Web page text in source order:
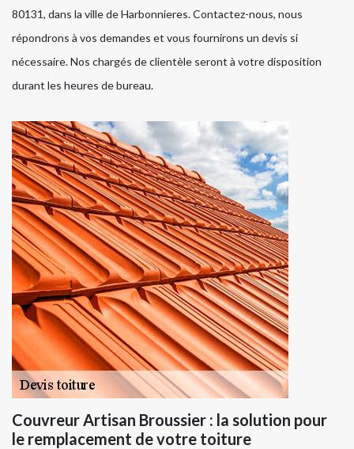
80131, dans la ville de Harbonnieres. Contactez-nous, nous
répondrons à vos demandes et vous fournirons un devis si
nécessaire. Nos chargés de clientèle seront à votre disposition
durant les heures de bureau.
Couvreur Artisan Broussier : la solution pour
le remplacement de votre toiture